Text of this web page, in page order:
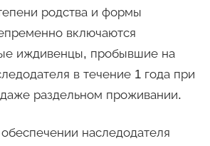
родства и формы
включаются
иждивенцы, пробывшие на
в течение 1 года при
раздельном проживании.
наследодателя